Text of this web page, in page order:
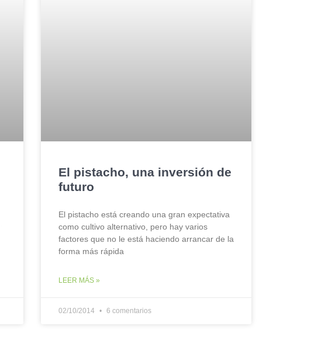
El pistacho, una inversión de
futuro
El pistacho está creando una gran expectativa
como cultivo alternativo, pero hay varios
factores que no le está haciendo arrancar de la
forma más rápida
LEER MÁS »
02/10/2014 6 comentarios